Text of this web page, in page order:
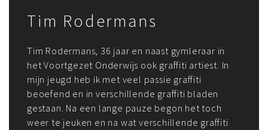
Tim Rodermans
Tim Rodermans, 36 jaar en naast gymleraar in
het Voortgezet Onderwijs ook graffiti artiest. In
mijn jeugd heb ik met veel passie graffiti
beoefend en in verschillende graffiti bladen
gestaan. Na een lange pauze begon het toch
weer te jeuken en na wat verschillende graffiti